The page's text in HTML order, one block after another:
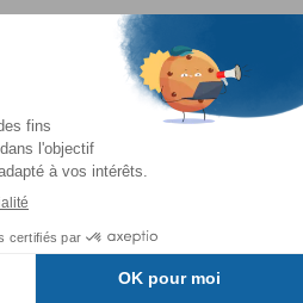
place des filtres sur la
et sur la réponse (après sa
nommées
ClientRequest
. Le fonctionnement
présents sur le serveur.
les interfaces
ClientRequestFilter
ReadFrom Chainsont
matières